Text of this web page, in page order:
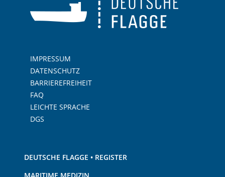
IMPRESSUM
DATENSCHUTZ
BARRIEREFREIHEIT
FAQ
LEICHTE SPRACHE
DGS
DEUTSCHE FLAGGE • REGISTER